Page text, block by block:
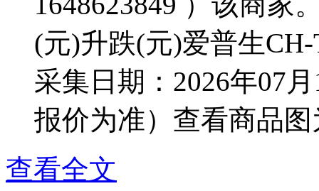
(元)升跌(元)爱普生CH-
采集日期：2026年07
报价为准）查看商品
查看全文